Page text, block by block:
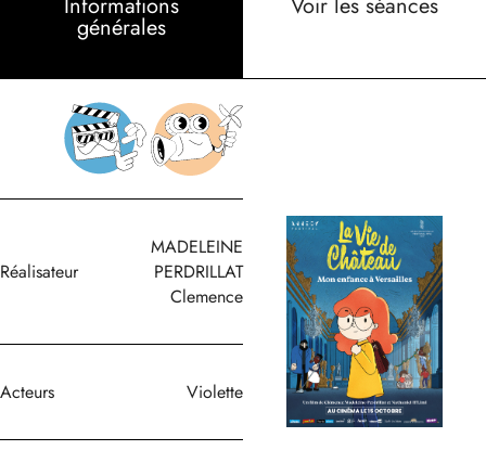
générales
Réalisateur
MADELEINE
PERDRILLAT
Clemence
Acteurs Violette